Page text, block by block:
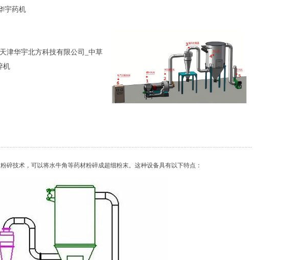
宇药机
津华宇北方科技有限公司_中草
机
技术，可以将水牛角等药材粉碎成超细粉末。这种设备具有以下特点：